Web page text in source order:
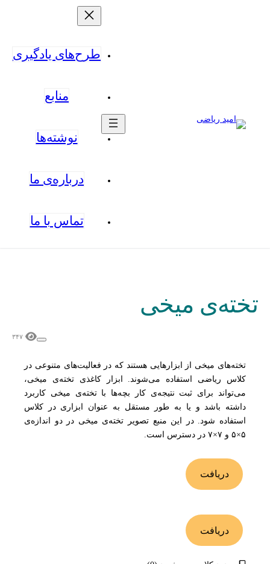
طرح‌های یادگیری
منابع
نوشته‌ها
درباره‌ی ما
تماس با ما
تخته‌ی میخی
۳۴۷
تخته‌های میخی از ابزارهایی هستند که در فعالیت‌های متنوعی در
کلاس ریاضی استفاده می‌شوند. ابزار کاغذی تخته‌ی میخی،
می‌تواند برای ثبت نتیجه‌ی کار بچه‌ها با تخته‌ی میخی کاربرد
داشته باشد و یا به طور مستقل به عنوان ابزاری در کلاس
استفاده شود. در این منبع تصویر تخته‌ی میخی در دو اندازه‌ی
۵×۵ و ۷×۷ در دسترس است.
دریافت
دریافت